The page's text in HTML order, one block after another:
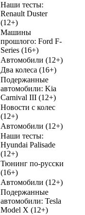
Наши тесты:
Renault Duster
(12+)
Машины
прошлого: Ford F-
Series (16+)
Автомобили (12+)
Два колеса (16+)
Подержанные
автомобили: Kia
Carnival III (12+)
Новости с колес
(12+)
Автомобили (12+)
Наши тесты:
Hyundai Palisade
(12+)
Тюнинг по-русски
(16+)
Автомобили (12+)
Подержанные
автомобили: Tesla
Model X (12+)